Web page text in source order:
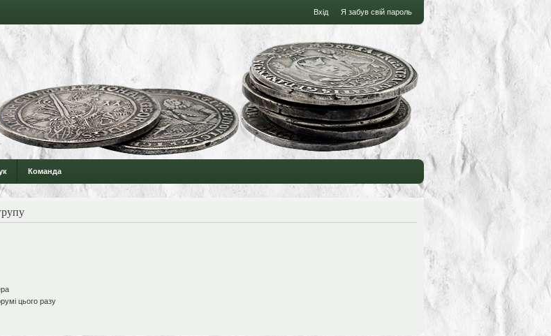
Вхід Я забув свій пароль
Команда
цього разу